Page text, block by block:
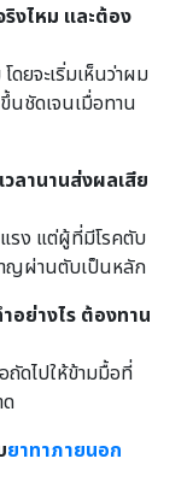
งไหม และต้อง
ยจะเริ่มเห็นว่าผม
นชัดเจนเมื่อทาน
ลานานส่งผลเสีย
รง แต่ผู้ที่มีโรคตับ
าญผ่านตับเป็นหลัก
อย่างไร ต้องทาน
ถัดไปให้ข้ามมื้อที่
ยาทาภายนอก